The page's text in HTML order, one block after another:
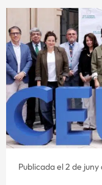
Publicada el 2 de